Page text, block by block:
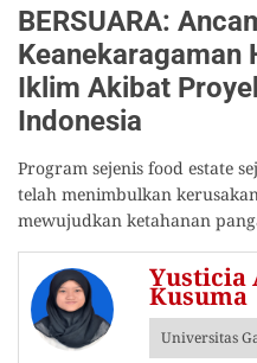
BERSUARA:
Keanekaragaman
Iklim Akibat
Indonesia
Program sejenis food estate
telah menimbulkan
mewujudkan ketahanan
Yusticia
Kusuma
Universitas